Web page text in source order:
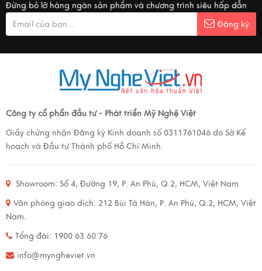
Đừng bỏ lỡ hàng ngàn sản phẩm và chương trình siêu hấp dẫn
Đăng ký
Công ty cổ phẩn đầu tư - Phát triển Mỹ Nghệ Việt
Giấy chứng nhận Đăng ký Kinh doanh số 0311761046 do Sở Kế
hoạch và Đầu tư Thành phố Hồ Chí Minh.
Showroom: Số 4, Đường 19, P. An Phú, Q.2, HCM, Việt Nam.
Văn phòng giao dịch: 212 Bùi Tá Hán, P. An Phú, Q.2, HCM, Việt
Nam.
Tổng đài: 1900 63 60 76
info@myngheviet.vn